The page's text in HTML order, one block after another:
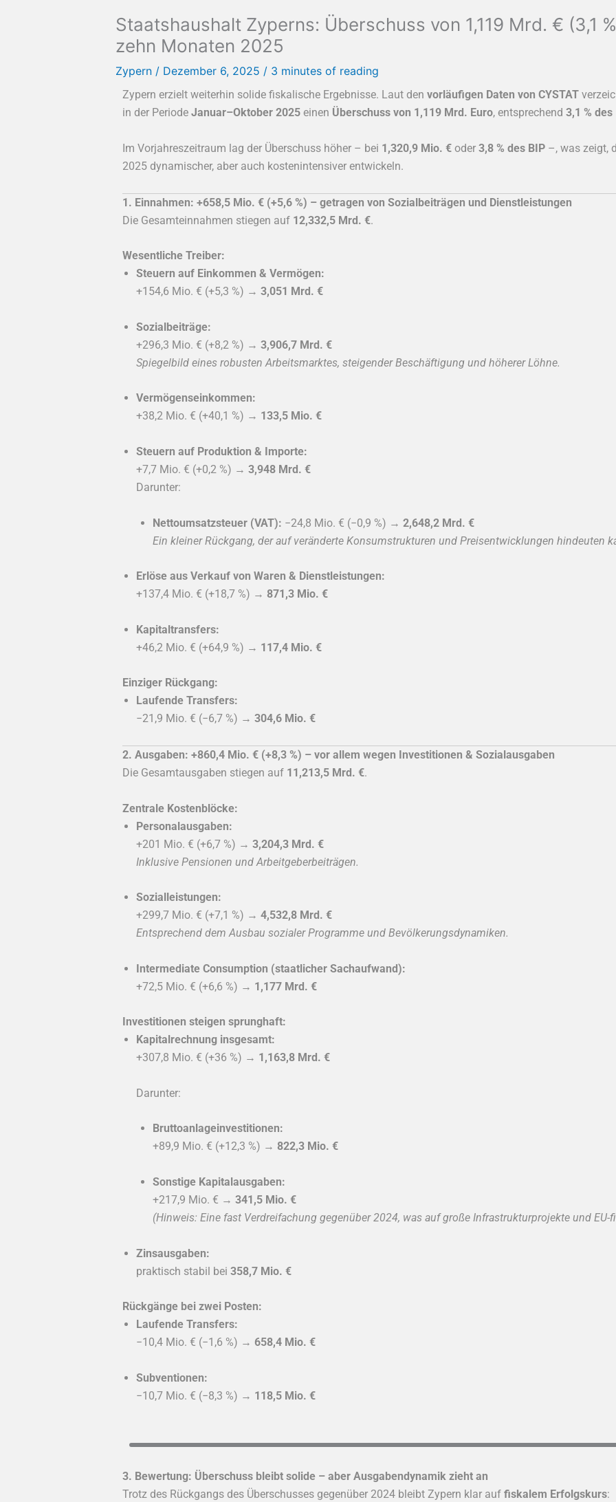
Staatshaushalt Zyperns: Überschuss von 1,119 Mrd. € (3,1
zehn Monaten 2025
Zypern / Dezember 6, 2025 / 3 minutes of reading
Zypern erzielt weiterhin solide fiskalische Ergebnisse. Laut den vorläufigen Daten von CYSTAT
in der Periode Januar–Oktober 2025 einen Überschuss von 1,119 Mrd. Euro, entsprechend 3,1 % des
Im Vorjahreszeitraum lag der Überschuss höher – bei 1,320,9 Mio. € oder 3,8 % des BIP –, was zeigt,
2025 dynamischer, aber auch kostenintensiver entwickeln.
1. Einnahmen: +658,5 Mio. € (+5,6 %) – getragen von Sozialbeiträgen und Dienstleistungen
Die Gesamteinnahmen stiegen auf 12,332,5 Mrd. €.
Wesentliche Treiber:
Steuern auf Einkommen & Vermögen:
+154,6 Mio. € (+5,3 %) → 3,051 Mrd. €
Sozialbeiträge:
+296,3 Mio. € (+8,2 %) → 3,906,7 Mrd. €
Spiegelbild eines robusten Arbeitsmarktes, steigender Beschäftigung und höherer Löhne.
Vermögenseinkommen:
+38,2 Mio. € (+40,1 %) → 133,5 Mio. €
Steuern auf Produktion & Importe:
+7,7 Mio. € (+0,2 %) → 3,948 Mrd. €
Darunter:
Nettoumsatzsteuer (VAT): −24,8 Mio. € (−0,9 %) → 2,648,2 Mrd. €
Ein kleiner Rückgang, der auf veränderte Konsumstrukturen und Preisentwicklungen hindeuten
Erlöse aus Verkauf von Waren & Dienstleistungen:
+137,4 Mio. € (+18,7 %) → 871,3 Mio. €
Kapitaltransfers:
+46,2 Mio. € (+64,9 %) → 117,4 Mio. €
Einziger Rückgang:
Laufende Transfers:
−21,9 Mio. € (−6,7 %) → 304,6 Mio. €
2. Ausgaben: +860,4 Mio. € (+8,3 %) – vor allem wegen Investitionen & Sozialausgaben
Die Gesamtausgaben stiegen auf 11,213,5 Mrd. €.
Zentrale Kostenblöcke:
Personalausgaben:
+201 Mio. € (+6,7 %) → 3,204,3 Mrd. €
Inklusive Pensionen und Arbeitgeberbeiträgen.
Sozialleistungen:
+299,7 Mio. € (+7,1 %) → 4,532,8 Mrd. €
Entsprechend dem Ausbau sozialer Programme und Bevölkerungsdynamiken.
Intermediate Consumption (staatlicher Sachaufwand):
+72,5 Mio. € (+6,6 %) → 1,177 Mrd. €
Investitionen steigen sprunghaft:
Kapitalrechnung insgesamt:
+307,8 Mio. € (+36 %) → 1,163,8 Mrd. €
Darunter:
Bruttoanlageinvestitionen:
+89,9 Mio. € (+12,3 %) → 822,3 Mio. €
Sonstige Kapitalausgaben:
+217,9 Mio. € → 341,5 Mio. €
(Hinweis: Eine fast Verdreifachung gegenüber 2024, was auf große Infrastrukturprojekte und
Zinsausgaben:
praktisch stabil bei 358,7 Mio. €
Rückgänge bei zwei Posten:
Laufende Transfers:
−10,4 Mio. € (−1,6 %) → 658,4 Mio. €
Subventionen:
−10,7 Mio. € (−8,3 %) → 118,5 Mio. €
3. Bewertung: Überschuss bleibt solide – aber Ausgabendynamik zieht an
Trotz des Rückgangs des Überschusses gegenüber 2024 bleibt Zypern klar auf fiskalem Erfolgskurs: